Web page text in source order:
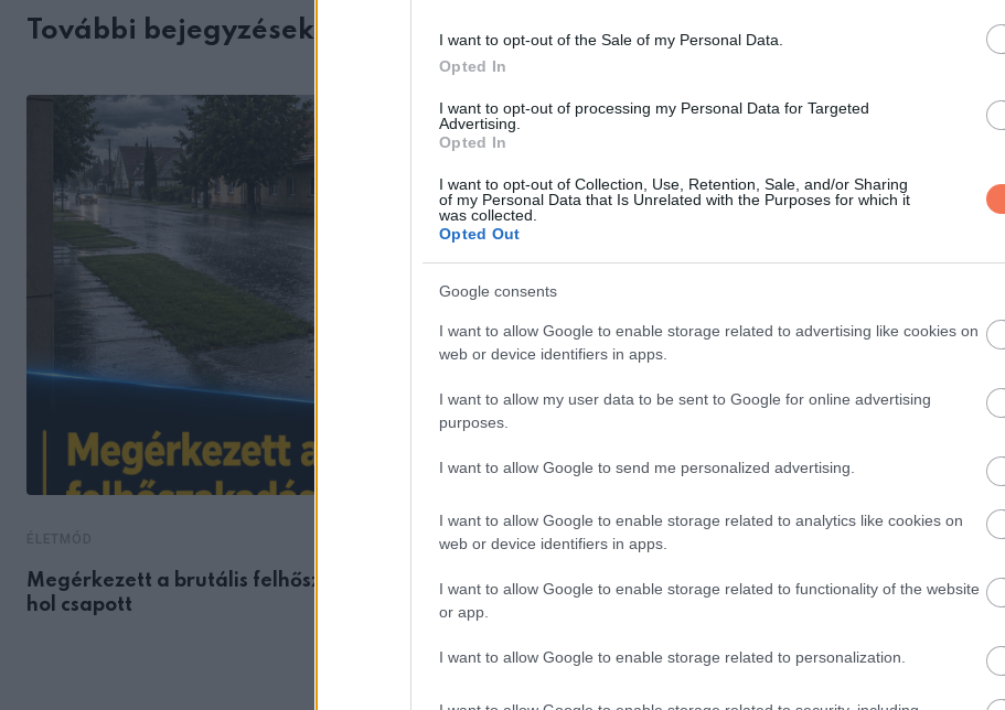
I want to opt-out of the Sale of my Personal Data.
Opted In
I want to opt-out of processing my Personal Data for Targeted
Advertising.
Opted In
I want to opt-out of Collection, Use, Retention, Sale, and/or Sharing
of my Personal Data that Is Unrelated with the Purposes for which it
was collected.
Opted Out
Google consents
I want to allow Google to enable storage related to advertising like cookies on
web or device identifiers in apps.
I want to allow my user data to be sent to Google for online advertising
purposes.
I want to allow Google to send me personalized advertising.
I want to allow Google to enable storage related to analytics like cookies on
web or device identifiers in apps.
I want to allow Google to enable storage related to functionality of the website
or app.
I want to allow Google to enable storage related to personalization.
További bejegyzések
Megérkezett a brutális felhőszakadás: – mutatjuk,
hol csapott
ÉLETMÓD
Válassz egy szimbólumot, és nézd meg, milyen